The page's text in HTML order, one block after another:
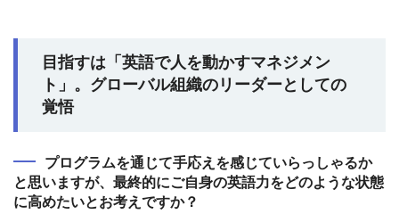
目指すは「英語で人を動かすマネジメン
ト」。グローバル組織のリーダーとしての
覚悟
プログラムを通じて手応えを感じていらっしゃるか
と思いますが、最終的にご自身の英語力をどのような状態
に高めたいとお考えですか？